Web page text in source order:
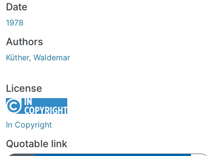
Date
1978
Authors
Küther, Waldemar
License
In Copyright
Quotable link